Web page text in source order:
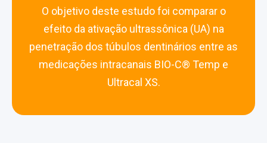
O objetivo deste estudo foi comparar o
efeito da ativação ultrassônica (UA) na
penetração dos túbulos dentinários entre as
medicações intracanais BIO-C® Temp e
Ultracal XS.